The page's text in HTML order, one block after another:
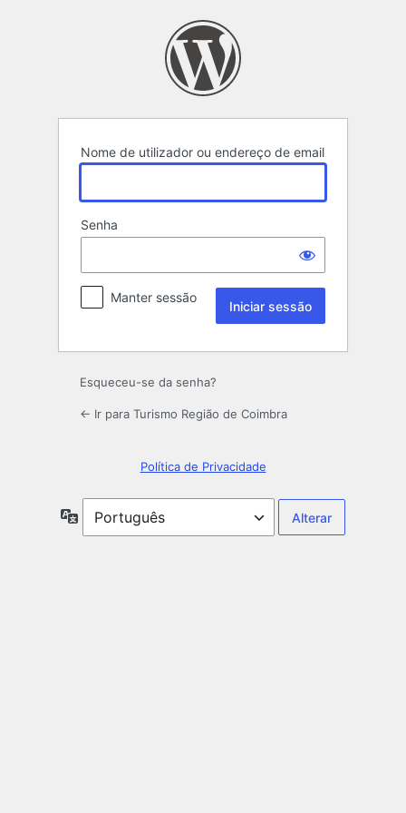
Nome de utilizador ou endereço de email
Senha
Manter sessão
Esqueceu-se da senha?
← Ir para Turismo Região de Coimbra
Política de Privacidade
Idioma